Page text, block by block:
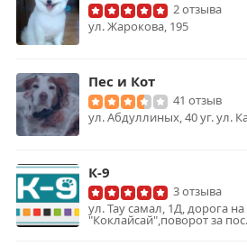
2 отзыва
ул. Жарокова, 195
Пес и Кот
41 отзыв
ул. Абдуллиных, 40 уг. ул.
К-9
3 отзыва
ул. Тау самал, 1Д, дорога
"Коклайсай",поворот за